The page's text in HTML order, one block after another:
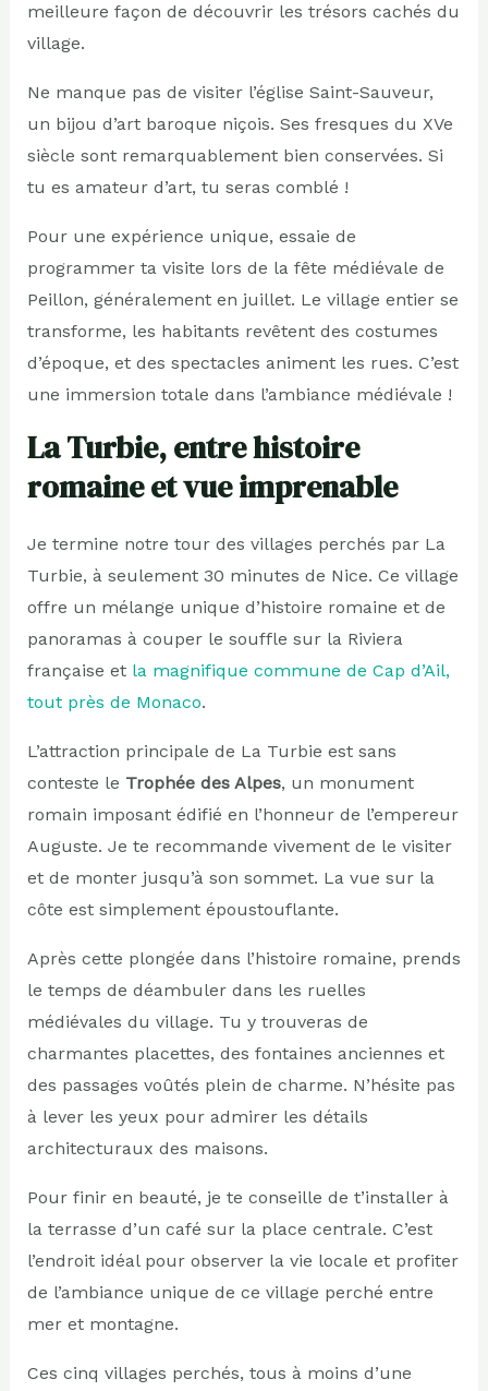
meilleure façon de découvrir les trésors cachés du
village.
Ne manque pas de visiter l’église Saint-Sauveur,
un bijou d’art baroque niçois. Ses fresques du XVe
siècle sont remarquablement bien conservées. Si
tu es amateur d’art, tu seras comblé !
Pour une expérience unique, essaie de
programmer ta visite lors de la fête médiévale de
Peillon, généralement en juillet. Le village entier se
transforme, les habitants revêtent des costumes
d’époque, et des spectacles animent les rues. C’est
une immersion totale dans l’ambiance médiévale !
La Turbie, entre histoire
romaine et vue imprenable
Je termine notre tour des villages perchés par La
Turbie, à seulement 30 minutes de Nice. Ce village
offre un mélange unique d’histoire romaine et de
panoramas à couper le souffle sur la Riviera
française et la magnifique commune de Cap d’Ail,
tout près de Monaco.
L’attraction principale de La Turbie est sans
conteste le Trophée des Alpes, un monument
romain imposant édifié en l’honneur de l’empereur
Auguste. Je te recommande vivement de le visiter
et de monter jusqu’à son sommet. La vue sur la
côte est simplement époustouflante.
Après cette plongée dans l’histoire romaine, prends
le temps de déambuler dans les ruelles
médiévales du village. Tu y trouveras de
charmantes placettes, des fontaines anciennes et
des passages voûtés plein de charme. N’hésite pas
à lever les yeux pour admirer les détails
architecturaux des maisons.
Pour finir en beauté, je te conseille de t’installer à
la terrasse d’un café sur la place centrale. C’est
l’endroit idéal pour observer la vie locale et profiter
de l’ambiance unique de ce village perché entre
mer et montagne.
Ces cinq villages perchés, tous à moins d’une